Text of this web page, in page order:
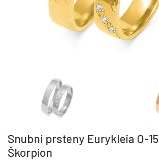
Snubní prsteny Eurykleia O-
Škorpion